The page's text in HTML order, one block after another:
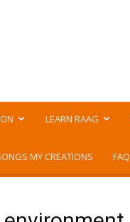
LEARN RAAG
MY CREATIONS FAQ